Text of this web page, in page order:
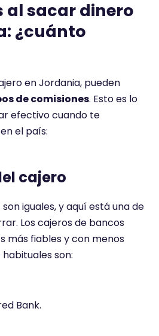
al sacar dinero
¿cuánto
en Jordania, pueden
de comisiones. Esto es lo
efectivo cuando te
el país:
cajero
iguales, y aquí está una de
Los cajeros de bancos
más fiables y con menos
habituales son:
Bank.